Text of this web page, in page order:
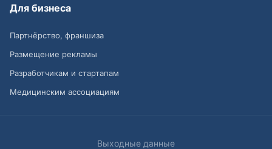
Для бизнеса
Партнёрство, франшиза
Размещение рекламы
Разработчикам и стартапам
Медицинским ассоциациям
Выходные данные